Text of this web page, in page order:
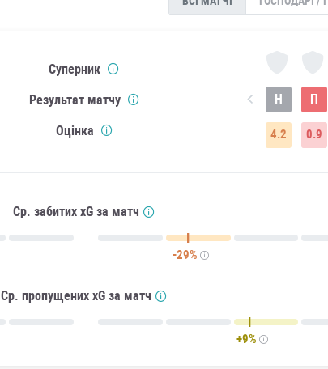
Суперник
Результат матчу
Оцінка
Н
4.2
П
0.9
Ср. забитих xG за матч
-29%
Ср. пропущених xG за матч
+9%